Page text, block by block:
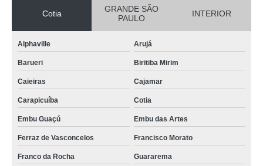
Cotia
GRANDE SÃO
PAULO
INTERIOR
Alphaville Arujá
Barueri Biritiba Mirim
Caieiras Cajamar
Carapicuíba Cotia
Embu Guaçú Embu das Artes
Ferraz de Vasconcelos Francisco Morato
Franco da Rocha Guararema